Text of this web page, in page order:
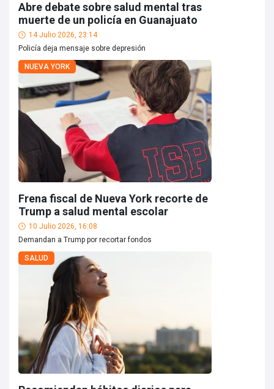
Abre debate sobre salud mental tras
muerte de un policía en Guanajuato
14 Julio 2026, 23:14
Policía deja mensaje sobre depresión
NUEVA YORK
Frena fiscal de Nueva York recorte de
Trump a salud mental escolar
10 Julio 2026, 16:08
Demandan a Trump por recortar fondos
SALUD